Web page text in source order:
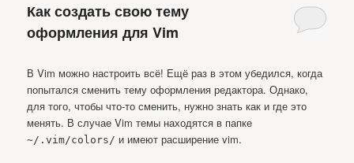
Как создать свою тему
оформления для Vim
В Vim можно настроить всё! Ещё раз в этом убедился, когда
попытался сменить тему оформления редактора. Однако,
для того, чтобы что-то сменить, нужно знать как и где это
менять. В случае Vim темы находятся в папке
~/.vim/colors/ и имеют расширение vim.